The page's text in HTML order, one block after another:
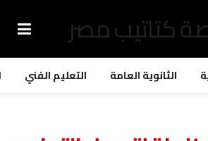
الثانوية العامة التعليم الفني